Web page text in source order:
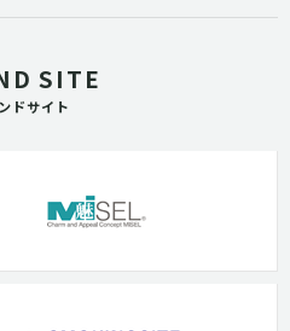
SITE
ドサイト